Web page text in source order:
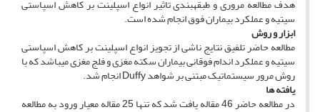
هدف مطالعه مروری و طبقه­بندی تاثیر انواع اسپلینت بر کاهش اسپاستی
سیتیه و عملکرد بیماران فوق انجام شده است.
ابزار و روش
مطالعه حاضر تلفیق نتایج ناشی از تجویز انواع اسپلینت بر کاهش اسپاستی
سیتیه و عملکرد اندام فوقانی بیماران سکته مغزی و فلج مغزی می­باشد که با
روش مرور سیستماتیک مبتنی بر شواهد Duffy انجام شد.
یافته ­ها
در مطالعه حاضر 46 مقاله یافت شد که تنها 25 مقاله معیار ورود به مطالعه